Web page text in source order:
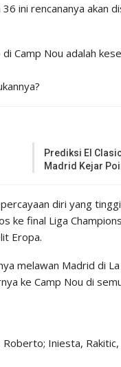
ini rencananya akan
Camp Nou adalah
Prediksi El
Madrid Kejar
diri yang
ke final Liga
Eropa.
melawan Madrid di
ke Camp Nou di
Iniesta,